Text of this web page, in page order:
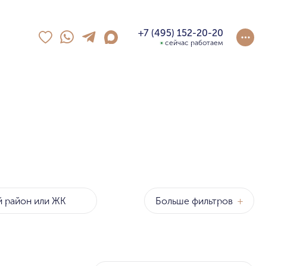
+7 (495) 152-20-20
сейчас работаем
Больше фильтров +